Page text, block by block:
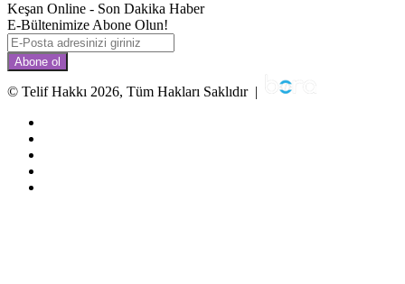
Keşan Online - Son Dakika Haber
E-Bültenimize Abone Olun!
E-
Posta
adresinizi
giriniz
© Telif Hakkı 2026, Tüm Hakları Saklıdır |